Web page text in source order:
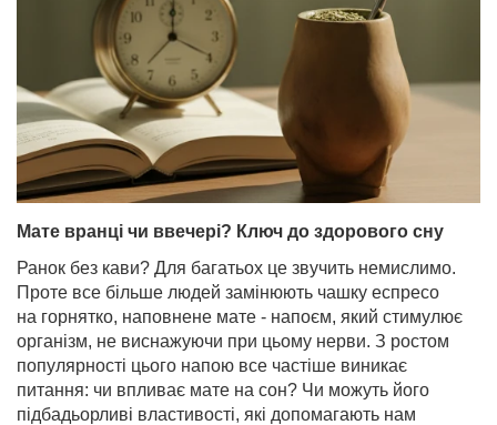
Мате вранці чи ввечері? Ключ до здорового сну
Ранок без кави? Для багатьох це звучить немислимо.
Проте все більше людей замінюють чашку еспресо
на горнятко, наповнене мате - напоєм, який стимулює
організм, не виснажуючи при цьому нерви. З ростом
популярності цього напою все частіше виникає
питання: чи впливає мате на сон? Чи можуть його
підбадьорливі властивості, які допомагають нам